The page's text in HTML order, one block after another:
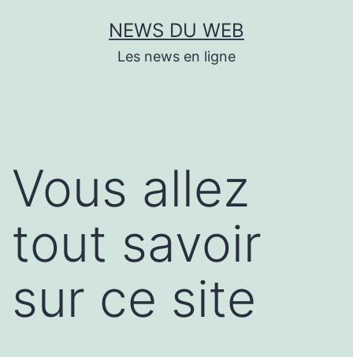
NEWS DU WEB
Les news en ligne
Vous allez
tout savoir
sur ce site